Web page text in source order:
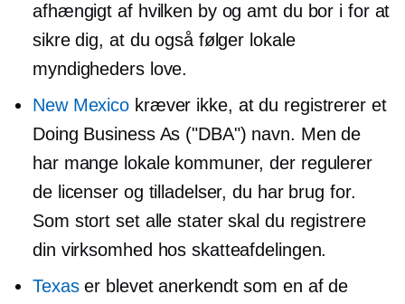
afhængigt af hvilken by og amt du bor i for at
sikre dig, at du også følger lokale
myndigheders love.
New Mexico kræver ikke, at du registrerer et
Doing Business As ("DBA") navn. Men de
har mange lokale kommuner, der regulerer
de licenser og tilladelser, du har brug for.
Som stort set alle stater skal du registrere
din virksomhed hos skatteafdelingen.
Texaser blevet anerkendt som en af ​​de